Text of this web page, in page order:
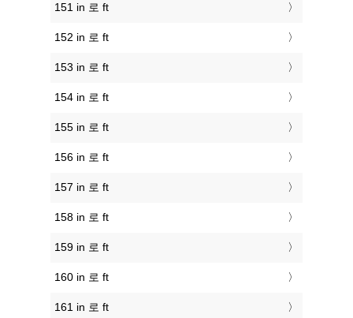
151 in 로 ft
152 in 로 ft
153 in 로 ft
154 in 로 ft
155 in 로 ft
156 in 로 ft
157 in 로 ft
158 in 로 ft
159 in 로 ft
160 in 로 ft
161 in 로 ft